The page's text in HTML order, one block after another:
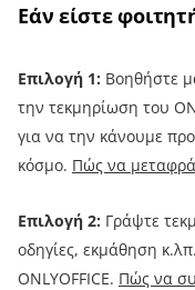
Εάν είστε
Επιλογή 1: Βοηθήστε
την τεκμηρίωση του
για να την κάνουμε
κόσμο. Πώς να
Επιλογή 2: Γράψτε
οδηγίες, εκμάθηση
ONLYOFFICE. Πώς να